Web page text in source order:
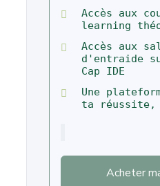
Accès aux
learning
Accès aux
d'entraide
Cap IDE
Une
ta réussite,
Acheter